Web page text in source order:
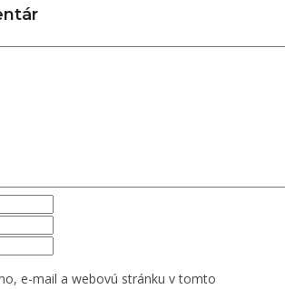
e-mail a webovú stránku v tomto